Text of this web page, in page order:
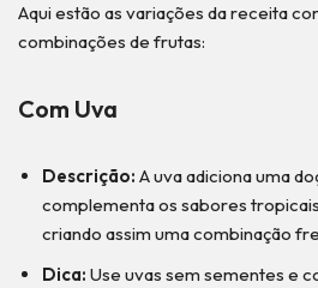
Aqui estão as variações da receita
combinações de frutas:
Com Uva
Descrição: A uva adiciona uma
complementa os sabores
criando assim uma combinação
Dica: Use uvas sem sementes e